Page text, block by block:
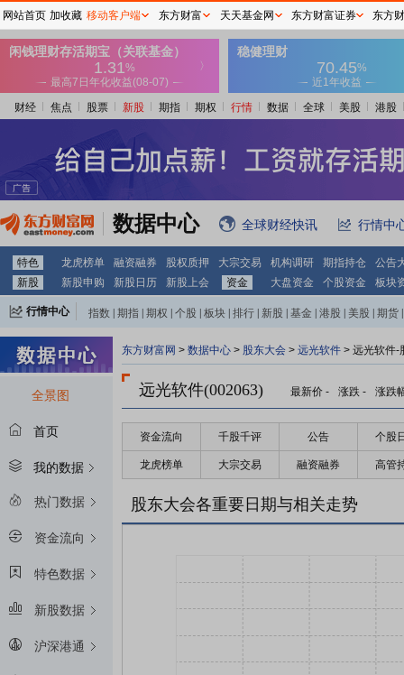
财经 焦点 股票 新股 期指 期权 行情 数据 全球 美股 港股
数据中心 全球财经快讯 行情中
特色 龙虎榜单 融资融券 股权质押 大宗交易 机构调研 期指持仓
公告
新股
新股申购 新股日历 新股上会 资金 大盘资金 个股资金 板块
行情中心 指数 期指 期权 个股 板块 排行 新股 基金 港股 美股 期货
全景图
首页
我的数据
热门数据
资金流向
特色数据
新股数据
沪深港通
东方财富网 > 数据中心 > 股东大会 > 远光软件 > 远光软件-
远光软件(002063) 最新价 - 涨跌 - 涨跌
资金流向 千股千评 公告 个股
龙虎榜单 大宗交易 融资融券 高管
股东大会各重要日期与相关走势
网站首页 加收藏 移动客户端 东方财富 天天基金网 东方财富证券 东方